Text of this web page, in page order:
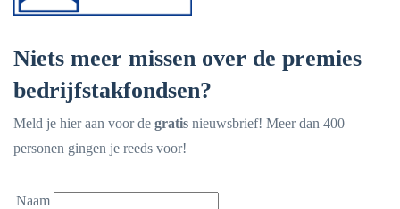
Niets meer missen over de premies
bedrijfstakfondsen?
Meld je hier aan voor de gratis nieuwsbrief! Meer dan 400
personen gingen je reeds voor!
Naam